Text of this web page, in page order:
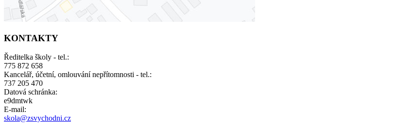
KONTAKTY
Ředitelka školy - tel.:
775 872 658
Kancelář, účetní, omlouvání nepřítomnosti - tel.:
737 205 470
Datová schránka:
e9dmtwk
E-mail:
skola@zsvychodni.cz